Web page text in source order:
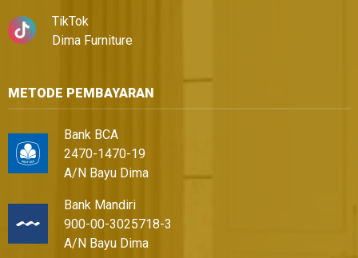
TikTok
Dima Furniture
METODE PEMBAYARAN
Bank BCA
2470-1470-19
A/N Bayu Dima
Bank Mandiri
900-00-3025718-3
A/N Bayu Dima